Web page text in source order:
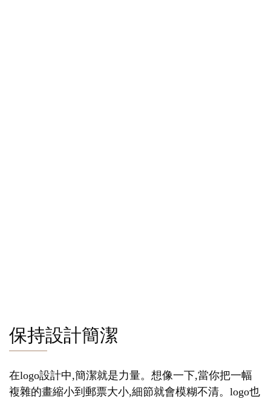
保持設計簡潔
在logo設計中,簡潔就是力量。想像一下,當你把一幅
複雜的畫縮小到郵票大小,細節就會模糊不清。logo也